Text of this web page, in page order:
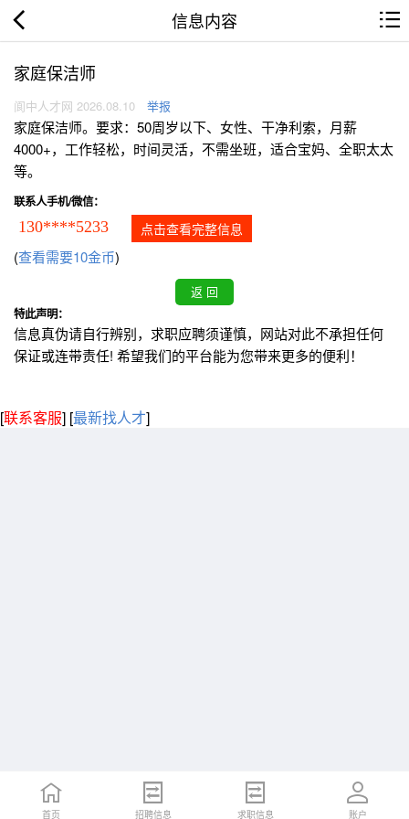
信息内容
家庭保洁师
阆中人才网 2026.08.10 举报
家庭保洁师。要求：50周岁以下、女性、干净利索，月薪
4000+，工作轻松，时间灵活，不需坐班，适合宝妈、全职太太
等。
联系人手机/微信：
130****5233 点击查看完整信息
(查看需要10金币)
特此声明：
信息真伪请自行辨别，求职应聘须谨慎，网站对此不承担任何
保证或连带责任! 希望我们的平台能为您带来更多的便利！
[联系客服] [最新找人才]
首页 招聘信息 求职信息 账户